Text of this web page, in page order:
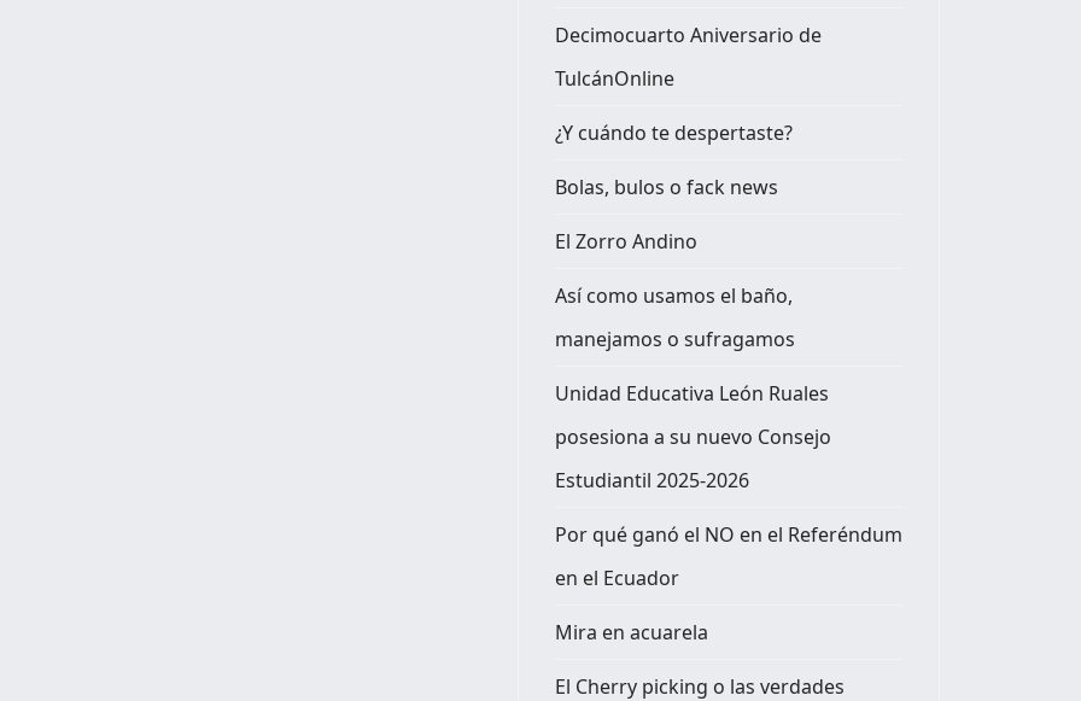
Decimocuarto Aniversario de
TulcánOnline
¿Y cuándo te despertaste?
Bolas, bulos o fack news
El Zorro Andino
Así como usamos el baño,
manejamos o sufragamos
Unidad Educativa León Ruales
posesiona a su nuevo Consejo
Estudiantil 2025-2026
Por qué ganó el NO en el Referéndum
en el Ecuador
Mira en acuarela
El Cherry picking o las verdades